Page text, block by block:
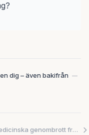
dig – även bakifrån —
Tre medicinska genombrott från MIT på en enda dag – och de berättar tillsammans något större om vart tekniken är på väg